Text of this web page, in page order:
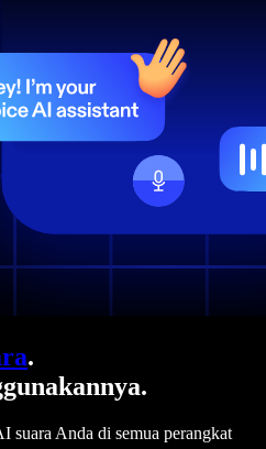
.
suara Anda di semua perangkat